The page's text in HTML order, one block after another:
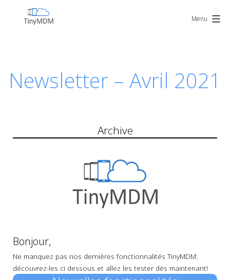
TinyMDM Menu
Newsletter – Avril 2021
Archive
Bonjour,
Ne manquez pas nos dernières fonctionnalités TinyMDM:
découvrez-les ci dessous et allez les tester dès maintenant!